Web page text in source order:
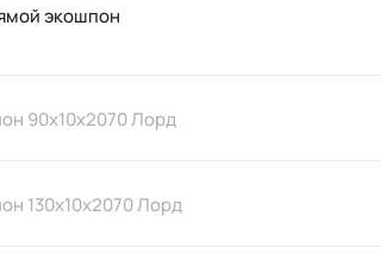
экошпон
90х10х2070 Лорд
130х10х2070 Лорд